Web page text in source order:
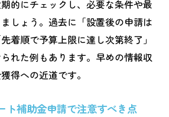
的にチェックし、必要な条件や最
しょう。過去に「設置後の申請は
着順で予算上限に達し次第終了」
れた例もあります。早めの情報収
得への近道です。
ト補助金申請で注意すべき点